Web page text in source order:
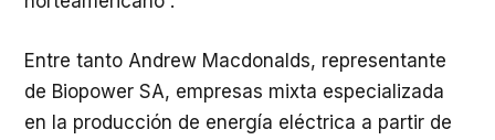
Entre tanto Andrew Macdonalds, representante
de Biopower SA, empresas mixta especializada
en la producción de energía eléctrica a partir de